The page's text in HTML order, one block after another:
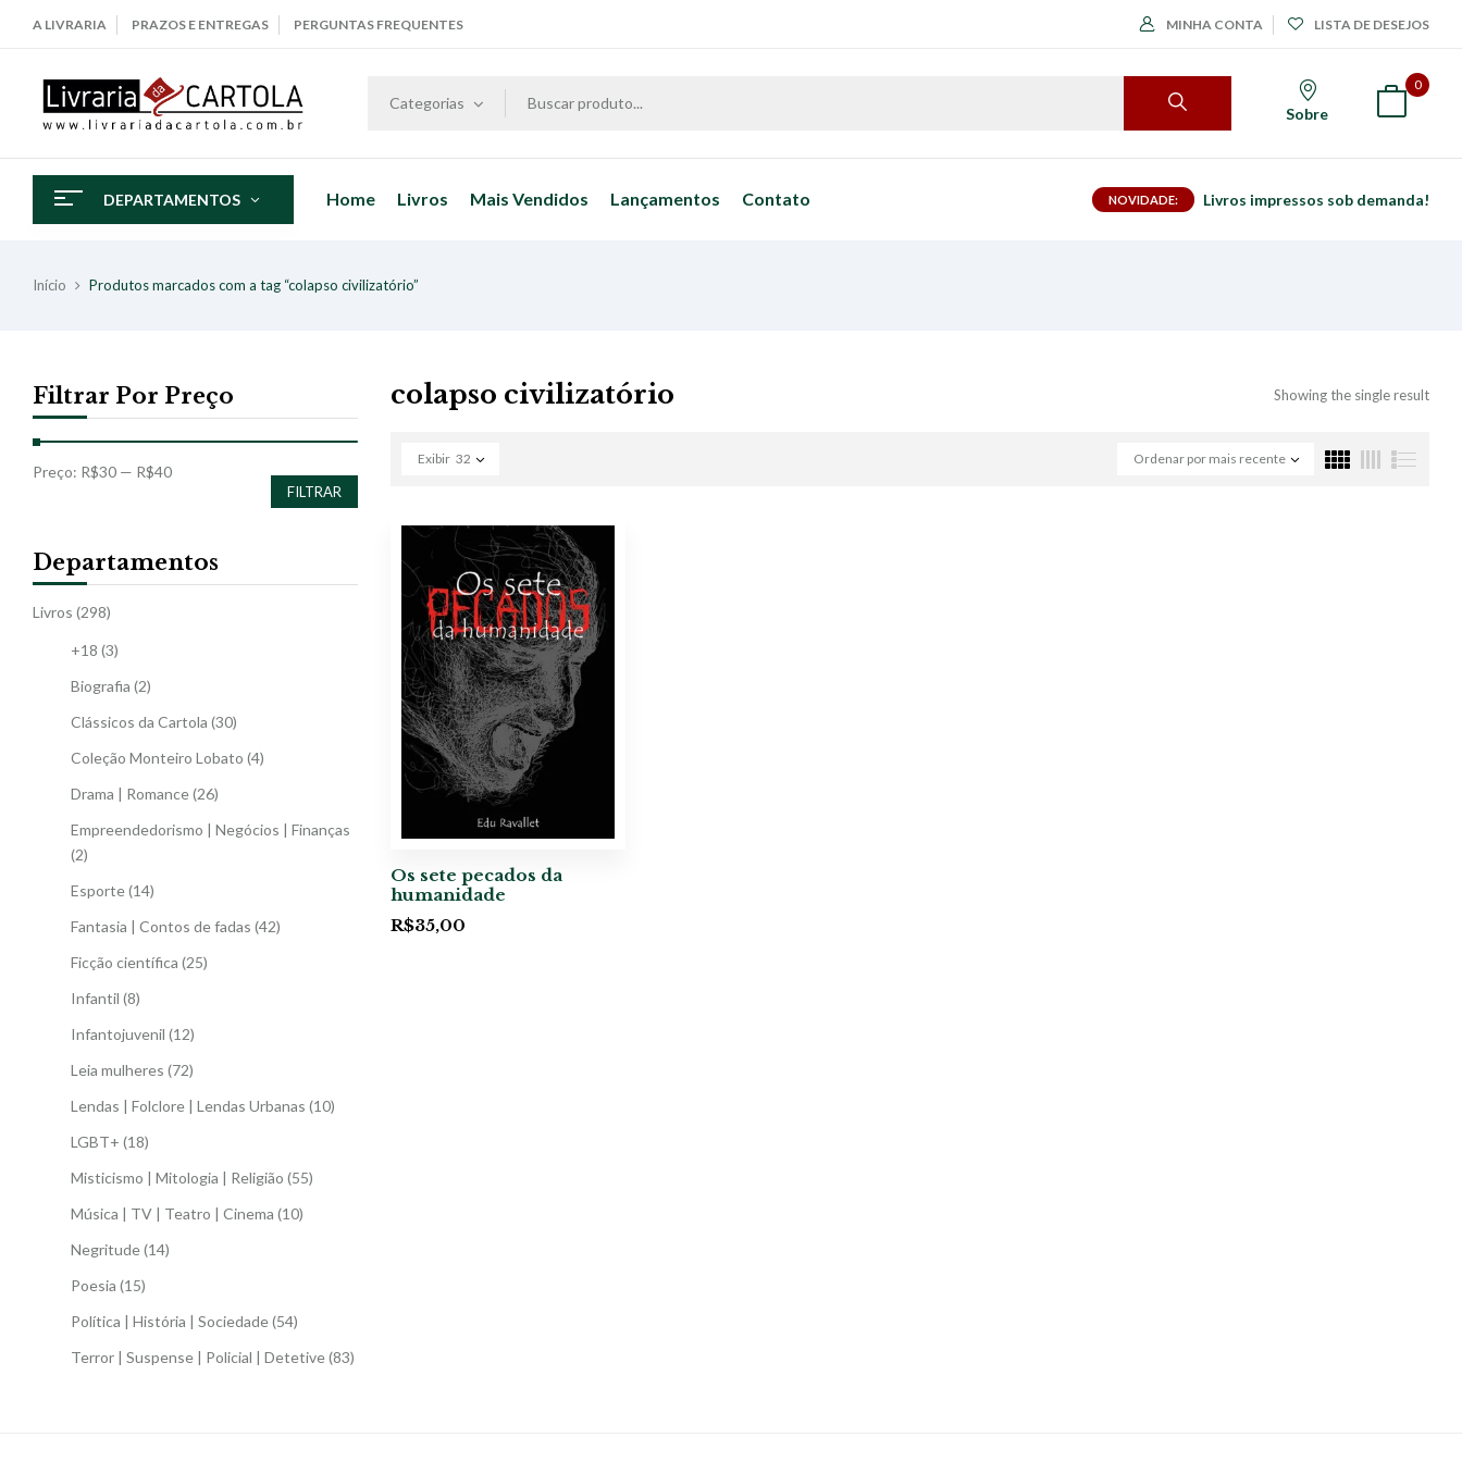
A LIVRARIA PRAZOS E ENTREGAS PERGUNTAS FREQUENTES MINHA CONTA LISTA DE DESEJOS
Categorias
Sobre
0
DEPARTAMENTOS Home Livros Mais Vendidos Lançamentos Contato NOVIDADE: Livros impressos sob demanda!
Início Produtos marcados com a tag “colapso civilizatório”
Filtrar Por Preço
FILTRAR
Preço: R$30 — R$40
Departamentos
Livros (298)
+18 (3)
Biografia (2)
Clássicos da Cartola (30)
Coleção Monteiro Lobato (4)
Drama | Romance(26)
Empreendedorismo | Negócios | Finanças
(2)
Esporte(14)
Fantasia | Contos de fadas (42)
Ficção científica (25)
Infantil (8)
Infantojuvenil (12)
Leia mulheres (72)
Lendas | Folclore | Lendas Urbanas (10)
LGBT+ (18)
Misticismo | Mitologia | Religião (55)
Música | TV | Teatro | Cinema (10)
Negritude(14)
Poesia (15)
Política | História | Sociedade(54)
Terror | Suspense | Policial | Detetive(83)
colapso civilizatório Showing the single result
Ordenar por mais recente
Exibir 32
Os sete pecados da
humanidade
R$35,00